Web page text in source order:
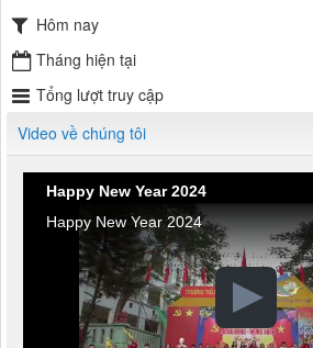
Hôm nay
Tháng hiện tại
Tổng lượt truy cập
Video về chúng tôi
Happy New Year 2024
Happy New Year 2024